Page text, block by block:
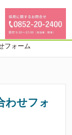
フォーム
わせフォ